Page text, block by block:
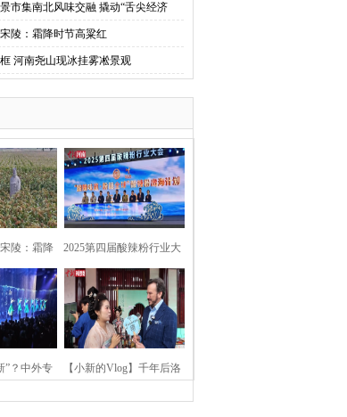
市集南北风味交融 撬动“舌尖经济
陵：霜降时节高粱红
河南尧山现冰挂雾凇景观
陵：霜降
红
2025第四届酸辣粉行业大
会在河南开封举行
”？中外专 【小新的Vlog】千年后洛